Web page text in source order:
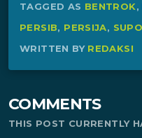
TAGGED AS BENTROK,
PERSIB, PERSIJA,
WRITTEN BY REDAKSI
COMMENTS
THIS POST CURRENTLY